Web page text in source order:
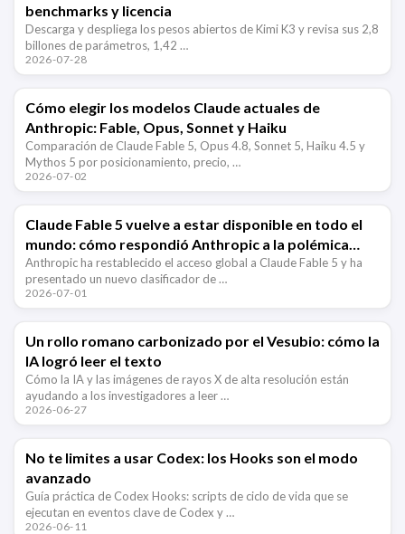
benchmarks y licencia
Descarga y despliega los pesos abiertos de Kimi K3 y revisa sus 2,8
billones de parámetros, 1,42 …
2026-07-28
Cómo elegir los modelos Claude actuales de
Anthropic: Fable, Opus, Sonnet y Haiku
Comparación de Claude Fable 5, Opus 4.8, Sonnet 5, Haiku 4.5 y
Mythos 5 por posicionamiento, precio, …
2026-07-02
Claude Fable 5 vuelve a estar disponible en todo el
mundo: cómo respondió Anthropic a la polémica
sobre el jailbreak del modelo
Anthropic ha restablecido el acceso global a Claude Fable 5 y ha
presentado un nuevo clasificador de …
2026-07-01
Un rollo romano carbonizado por el Vesubio: cómo la
IA logró leer el texto
Cómo la IA y las imágenes de rayos X de alta resolución están
ayudando a los investigadores a leer …
2026-06-27
No te limites a usar Codex: los Hooks son el modo
avanzado
Guía práctica de Codex Hooks: scripts de ciclo de vida que se
ejecutan en eventos clave de Codex y …
2026-06-11